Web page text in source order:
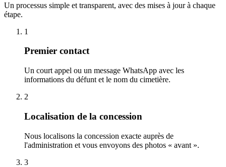
Un processus simple et transparent, avec des mises à jour à chaque
étape.
1
Premier contact
Un court appel ou un message WhatsApp avec les
informations du défunt et le nom du cimetière.
2
Localisation de la concession
Nous localisons la concession exacte auprès de
l'administration et vous envoyons des photos « avant ».
3